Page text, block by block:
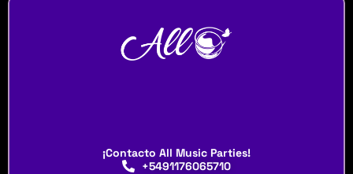
¡Contacto All Music Parties!
+5491176065710